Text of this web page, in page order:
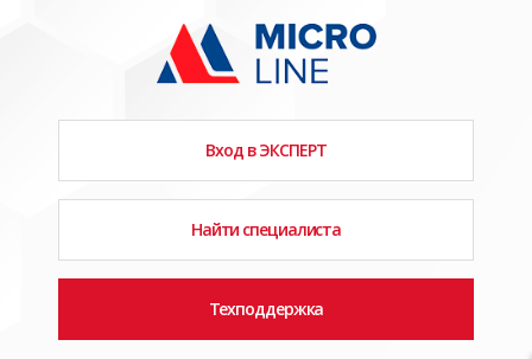
Вход в ЭКСПЕРТ
Найти специалиста
Техподдержка